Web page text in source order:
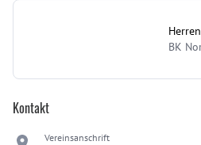
BK
Kontakt
Vereinsanschrift